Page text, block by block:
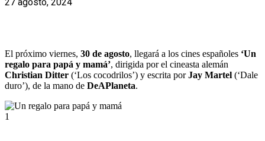
El próximo viernes, 30 de agosto, llegará a los cines españoles ‘Un
regalo para papá y mamá’, dirigida por el cineasta alemán
Christian Ditter (‘Los cocodrilos’) y escrita porJay Martel (‘Dale
duro’), de la mano de DeAPlaneta.